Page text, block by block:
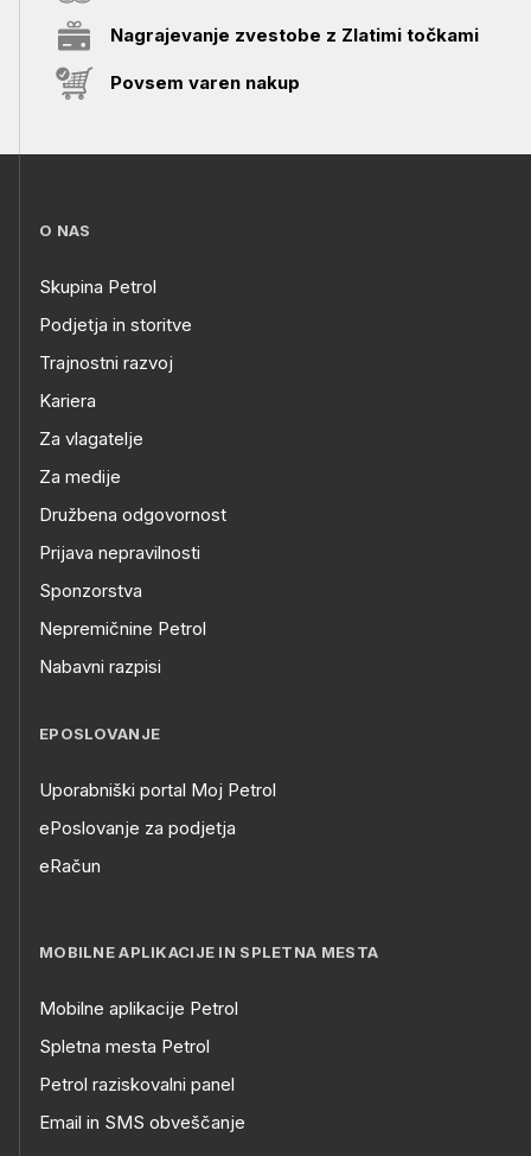
Nagrajevanje zvestobe z Zlatimi točkami
Povsem varen nakup
O NAS
Skupina Petrol
Podjetja in storitve
Trajnostni razvoj
Kariera
Za vlagatelje
Za medije
Družbena odgovornost
Prijava nepravilnosti
Sponzorstva
Nepremičnine Petrol
Nabavni razpisi
EPOSLOVANJE
Uporabniški portal Moj Petrol
ePoslovanje za podjetja
eRačun
MOBILNE APLIKACIJE IN SPLETNA MESTA
Mobilne aplikacije Petrol
Spletna mesta Petrol
Petrol raziskovalni panel
Email in SMS obveščanje